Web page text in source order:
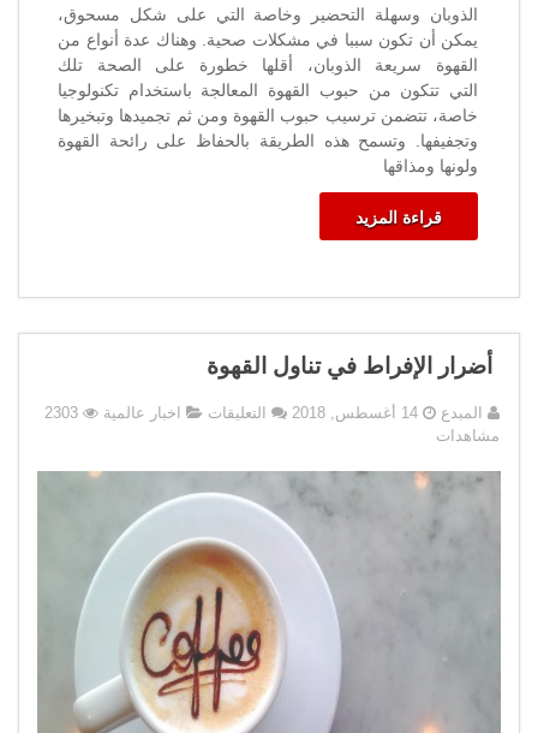
الذوبان وسهلة التحضير وخاصة التي على شكل مسحوق،
يمكن أن تكون سببا في مشكلات صحية. وهناك عدة أنواع من
القهوة سريعة الذوبان، أقلها خطورة على الصحة تلك
التي تتكون من حبوب القهوة المعالجة باستخدام تكنولوجيا
خاصة، تتضمن ترسيب حبوب القهوة ومن ثم تجميدها وتبخيرها
وتجفيفها. وتسمح هذه الطريقة بالحفاظ على رائحة القهوة
ولونها ومذاقها
قراءة المزيد
أضرار الإفراط في تناول القهوة
المبدع 14 أغسطس, 2018 التعليقات على
تناول
مغلقة
اخبار عالمية
2303
مشاهدات